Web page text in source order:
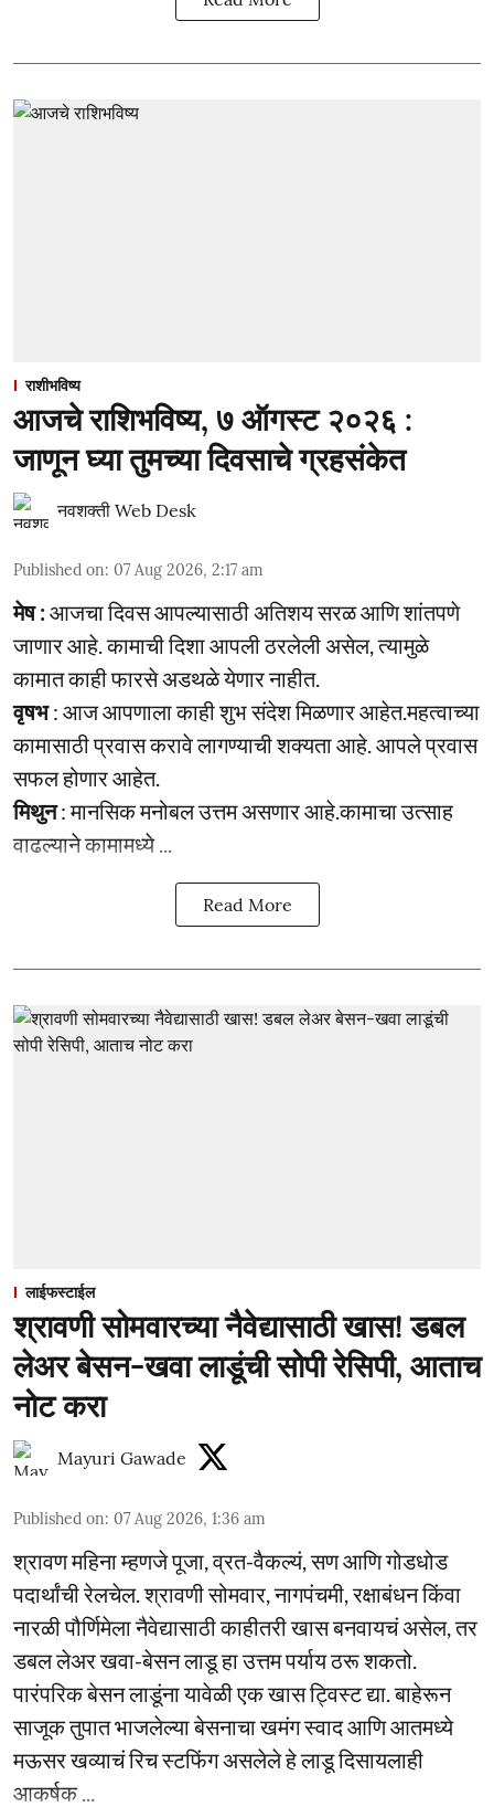
राशीभविष्य
आजचे राशिभविष्य, ७ ऑगस्ट २०२६ :
जाणून घ्या तुमच्या दिवसाचे ग्रहसंकेत
नवशक्ती Web Desk
Published on: 07 Aug 2026, 2:17 am
मेष :आजचा दिवस आपल्यासाठी अतिशय सरळ आणि शांतपणे
जाणार आहे. कामाची दिशा आपली ठरलेली असेल, त्यामुळे
कामात काही फारसे अडथळे येणार नाहीत.
वृषभ: आज आपणाला काही शुभ संदेश मिळणार आहेत.महत्वाच्या
कामासाठी प्रवास करावे लागण्याची शक्यता आहे. आपले प्रवास
सफल होणार आहेत.
मिथुन: मानसिक मनोबल उत्तम असणार आहे.कामाचा उत्साह
वाढल्याने कामामध्ये ...
Read More
लाईफस्टाईल
श्रावणी सोमवारच्या नैवेद्यासाठी खास! डबल
लेअर बेसन-खवा लाडूंची सोपी रेसिपी, आताच
नोट करा
Mayuri Gawade
Published on: 07 Aug 2026, 1:36 am
श्रावण महिना म्हणजे पूजा, व्रत-वैकल्यं, सण आणि गोडधोड
पदार्थांची रेलचेल. श्रावणी सोमवार, नागपंचमी, रक्षाबंधन किंवा
नारळी पौर्णिमेला नैवेद्यासाठी काहीतरी खास बनवायचं असेल, तर
डबल लेअर खवा-बेसन लाडू हा उत्तम पर्याय ठरू शकतो.
पारंपरिक बेसन लाडूंना यावेळी एक खास ट्विस्ट द्या. बाहेरून
साजूक तुपात भाजलेल्या बेसनाचा खमंग स्वाद आणि आतमध्ये
मऊसर खव्याचं रिच स्टफिंग असलेले हे लाडू दिसायलाही
आकर्षक ...